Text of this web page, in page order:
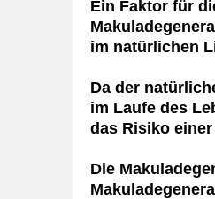
Ein Faktor für
im natürlichen
Da der
im Laufe des
das Risiko
Die